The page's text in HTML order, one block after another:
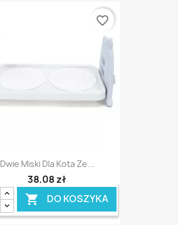
Dwie Miski Dla Kota Ze...
38,08 zł
 DO KOSZYKA
favorite_border